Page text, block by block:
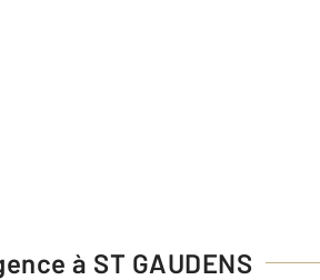
à ST GAUDENS